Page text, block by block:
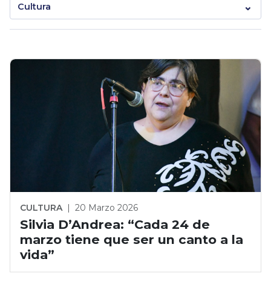
Cultura
CULTURA | 20 Marzo 2026
Silvia D’Andrea: “Cada 24 de
marzo tiene que ser un canto a la
vida”